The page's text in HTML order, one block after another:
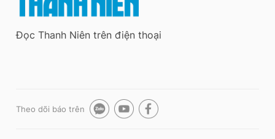
Đọc Thanh Niên trên điện thoại
Theo dõi báo trên